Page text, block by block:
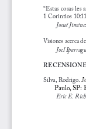
“Estas cosas les
1 Corintios 10:11
Josué
Visiones acerca
Joel
Silva,  Rodrigo.
Paulo, SP:
Eric E.